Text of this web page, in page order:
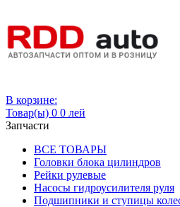
В корзине:
Товар(ы) 0 0 лей
Запчасти
ВСЕ ТОВАРЫ
Головки блока цилиндров
Рейки рулевые
Насосы гидроусилителя руля
Подшипники и ступицы